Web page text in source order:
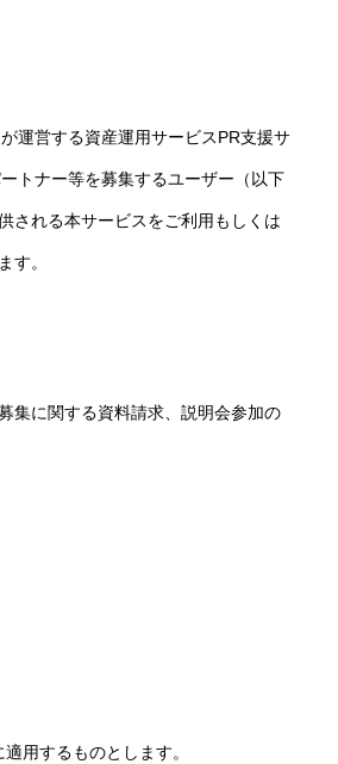
運営する資産運用サービスPR支援サ
トナー等を募集するユーザー（以下
される本サービスをご利用もしくは
す。
集に関する資料請求、説明会参加の
用するものとします。